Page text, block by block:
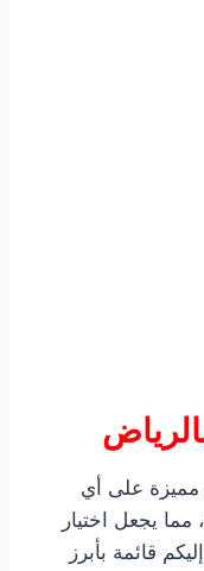
مميزة على أي
يجعل اختيار
قائمة بأبرز